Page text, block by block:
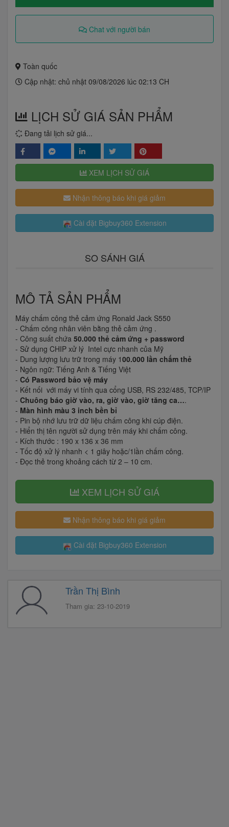
Chat với người bán
Toàn quốc
Cập nhật: chủ nhật 09/08/2026 lúc 02:13 CH
LỊCH SỬ GIÁ SẢN PHẨM
Đang tải lịch sử giá...
XEM LỊCH SỬ GIÁ
Nhận thông báo khi giá giảm
Cài đặt Bigbuy360 Extension
SO SÁNH GIÁ
MÔ TẢ SẢN PHẨM
Máy chấm công thẻ cảm ứng Ronald Jack S550
- Chấm công nhân viên bằng thẻ cảm ứng .
- Công suất chứa 50.000 thẻ cảm ứng + password
- Sử dụng CHIP xử lý Intel cực nhanh của Mỹ
- Dung lượng lưu trữ trong máy 100.000 lần chấm thẻ
- Ngôn ngữ: Tiếng Anh & Tiếng Việt
- Có Password bảo vệ máy
- Kết nối với máy vi tính qua cổng USB, RS 232/485, TCP/IP
- Chuông báo giờ vào, ra, giờ vào, giờ tăng ca….
- Màn hình màu 3 inch bền bỉ
- Pin bộ nhớ lưu trữ dữ liệu chấm công khi cúp điện.
- Hiển thị tên người sử dụng trên máy khi chấm công.
- Kích thước : 190 x 136 x 36 mm
- Tốc độ xử lý nhanh < 1 giây hoặc/1lần chấm công.
- Đọc thẻ trong khoảng cách từ 2 – 10 cm.
XEM LỊCH SỬ GIÁ
Nhận thông báo khi giá giảm
Cài đặt Bigbuy360 Extension
Trần Thị Bình
Tham gia: 23-10-2019